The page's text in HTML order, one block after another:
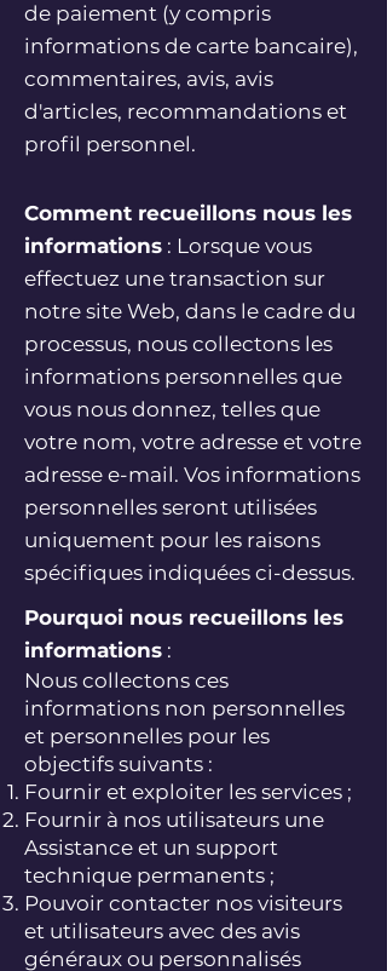
de paiement (y compris
informations de carte bancaire),
commentaires, avis, avis
d'articles, recommandations et
profil personnel.
Comment recueillons nous les
informations : Lorsque vous
effectuez une transaction sur
notre site Web, dans le cadre du
processus, nous collectons les
informations personnelles que
vous nous donnez, telles que
votre nom, votre adresse et votre
adresse e-mail. Vos informations
personnelles seront utilisées
uniquement pour les raisons
spécifiques indiquées ci-dessus.
Pourquoi nous recueillons les
informations :
Nous collectons ces
informations non personnelles
et personnelles pour les
objectifs suivants :
Fournir et exploiter les services ;
Fournir à nos utilisateurs une
Assistance et un support
technique permanents ;
Pouvoir contacter nos visiteurs
et utilisateurs avec des avis
généraux ou personnalisés